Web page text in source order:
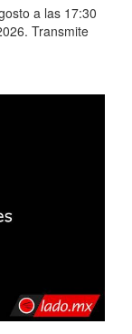
a las 17:30
Transmite